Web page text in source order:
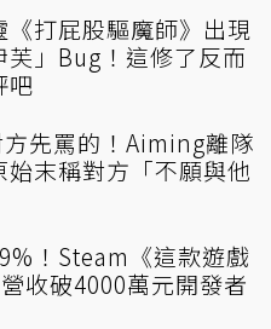
《打屁股驅魔師》出現
芙」Bug！這修了反而
吧
方先罵的！Aiming離隊
始末稱對方「不願與他
！Steam《這款遊戲
收破4000萬元開發者